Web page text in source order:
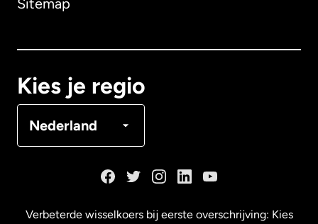
Sitemap
Kies je regio
Nederland
Verbeterde wisselkoers bij eerste overschrijving: Kies